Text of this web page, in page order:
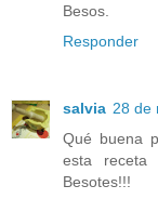
Besos.
Responder
salvia 28 de
Qué buena
esta receta
Besotes!!!